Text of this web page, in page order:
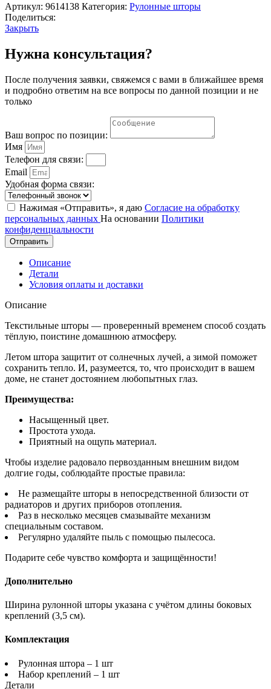
Артикул: 9614138 Категория: Рулонные шторы
Поделиться:
Закрыть
Нужна консультация?
После получения заявки, свяжемся с вами в ближайшее время
и подробно ответим на все вопросы по данной позиции и не
только
Ваш вопрос по позиции:
Имя
Телефон для связи:
Email
Удобная форма связи:
Нажимая «Отправить», я даю Согласие на обработку
персональных данных На основании Политики
конфиденциальности
Отправить
Описание
Детали
Условия оплаты и доставки
Описание
Текстильные шторы — проверенный временем способ создать
тёплую, поистине домашнюю атмосферу.
Летом штора защитит от солнечных лучей, а зимой поможет
сохранить тепло. И, разумеется, то, что происходит в вашем
доме, не станет достоянием любопытных глаз.
Преимущества:
Насыщенный цвет.
Простота ухода.
Приятный на ощупь материал.
Чтобы изделие радовало первозданным внешним видом
долгие годы, соблюдайте простые правила:
Не размещайте шторы в непосредственной близости от
радиаторов и других приборов отопления.
Раз в несколько месяцев смазывайте механизм
специальным составом.
Регулярно удаляйте пыль с помощью пылесоса.
Подарите себе чувство комфорта и защищённости!
Дополнительно
Ширина рулонной шторы указана с учётом длины боковых
креплений (3,5 см).
Комплектация
Рулонная штора – 1 шт
Набор креплений – 1 шт
Детали